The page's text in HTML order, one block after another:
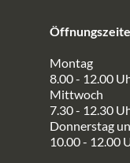
Montag
8.00 - 12.00
Mittwoch
7.30 - 12.30
Donnerstag
10.00 - 12.00